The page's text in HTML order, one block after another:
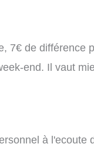
7€ de différence
end. Il vaut
à l'ecoute